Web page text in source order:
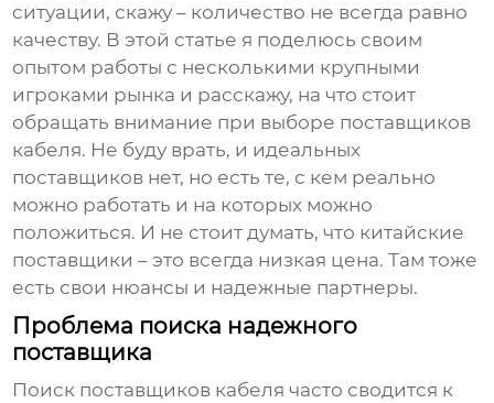
ситуации, скажу – количество не всегда равно
качеству. В этой статье я поделюсь своим
опытом работы с несколькими крупными
игроками рынка и расскажу, на что стоит
обращать внимание при выборе поставщиков
кабеля. Не буду врать, и идеальных
поставщиков нет, но есть те, с кем реально
можно работать и на которых можно
положиться. И не стоит думать, что китайские
поставщики – это всегда низкая цена. Там тоже
есть свои нюансы и надежные партнеры.
Проблема поиска надежного
поставщика
Поиск поставщиков кабеля часто сводится к